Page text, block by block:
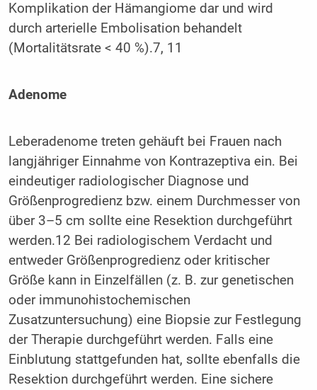
Komplikation der Hämangiome dar und wird
durch arterielle Embolisation behandelt
(Mortalitätsrate < 40 %).7, 11
Adenome
Leberadenome treten gehäuft bei Frauen nach
langjähriger Einnahme von Kontrazeptiva ein. Bei
eindeutiger radiologischer Diagnose und
Größenprogredienz bzw. einem Durchmesser von
über 3–5 cm sollte eine Resektion durchgeführt
werden.12 Bei radiologischem Verdacht und
entweder Größenprogredienz oder kritischer
Größe kann in Einzelfällen (z. B. zur genetischen
oder immunohistochemischen
Zusatzuntersuchung) eine Biopsie zur Festlegung
der Therapie durchgeführt werden. Falls eine
Einblutung stattgefunden hat, sollte ebenfalls die
Resektion durchgeführt werden. Eine sichere